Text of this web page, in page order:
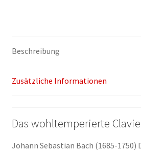
Menge
Beschreibung
Zusätzliche Informationen
Das wohltemperierte
Johann Sebastian Bach (1685-